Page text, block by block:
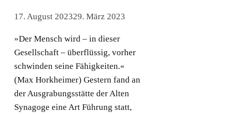
17. August 202329. März 2023
»Der Mensch wird – in dieser
Gesellschaft – überflüssig, vorher
schwinden seine Fähigkeiten.«
(Max Horkheimer) Gestern fand an
der Ausgrabungsstätte der Alten
Synagoge eine Art Führung statt,